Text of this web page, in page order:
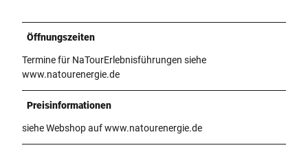
Öffnungszeiten
Termine für NaTourErlebnisführungen siehe
www.natourenergie.de
Preisinformationen
siehe Webshop auf www.natourenergie.de